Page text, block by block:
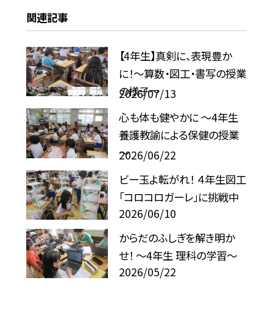
関連記事
【4年生】真剣に、表現豊か
に！〜算数・図工・書写の授業
の様子〜
2026/07/13
心も体も健やかに ～4年生
養護教諭による保健の授業
～
2026/06/22
ビー玉よ転がれ！ ４年生図工
「コロコロガーレ」に挑戦中
2026/06/10
からだのふしぎを解き明か
せ！ ～4年生 理科の学習～
2026/05/22